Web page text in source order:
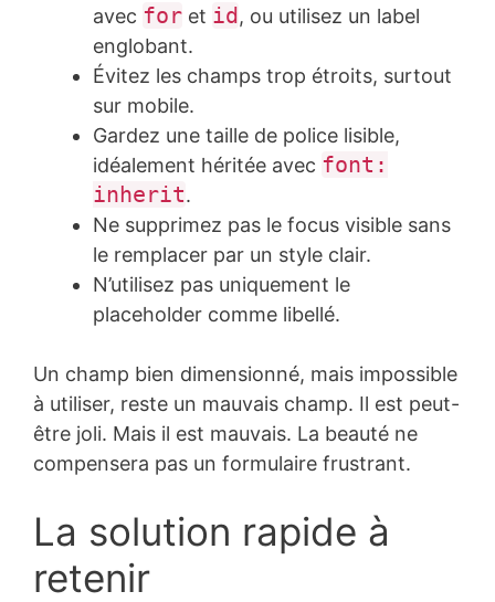
avec for et id, ou utilisez un label
englobant.
Évitez les champs trop étroits, surtout
sur mobile.
Gardez une taille de police lisible,
idéalement héritée avec font:
inherit.
Ne supprimez pas le focus visible sans
le remplacer par un style clair.
N’utilisez pas uniquement le
placeholder comme libellé.
Un champ bien dimensionné, mais impossible
à utiliser, reste un mauvais champ. Il est peut-
être joli. Mais il est mauvais. La beauté ne
compensera pas un formulaire frustrant.
La solution rapide à
retenir